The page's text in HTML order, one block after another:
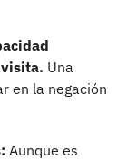
Una
en la negación
Aunque es